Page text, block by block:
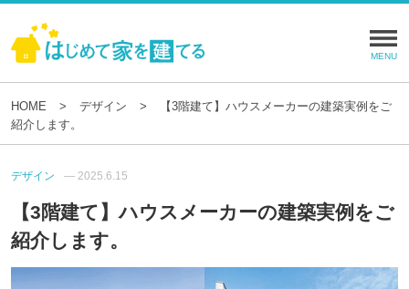
HOME デザイン
【3階建て】ハウスメーカーの建築実例をご
紹介します。
デザイン — 2025.6.15
【3階建て】ハウスメーカーの建築実例をご
紹介します。